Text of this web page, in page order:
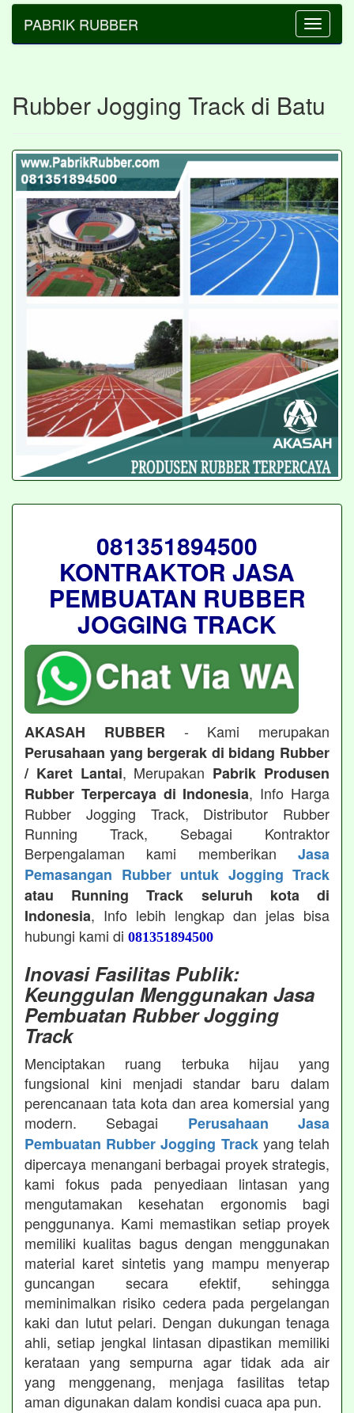
Toggle
PABRIK RUBBER
Rubber Jogging Track di Batu
081351894500
KONTRAKTOR JASA
PEMBUATAN RUBBER
JOGGING TRACK
AKASAH RUBBER - Kami merupakan
Perusahaan yang bergerak di bidang Rubber
/ Karet Lantai, Merupakan Pabrik Produsen
Rubber Terpercaya di Indonesia, Info Harga
Rubber Jogging Track, Distributor Rubber
Running Track, Sebagai Kontraktor
Berpengalaman kami memberikan Jasa
Pemasangan Rubber untuk Jogging Track
atau Running Track seluruh kota di
Indonesia, Info lebih lengkap dan jelas bisa
hubungi kami di 081351894500
Inovasi Fasilitas Publik:
Keunggulan Menggunakan Jasa
Pembuatan Rubber Jogging
Track
Menciptakan ruang terbuka hijau yang
fungsional kini menjadi standar baru dalam
perencanaan tata kota dan area komersial yang
modern. Sebagai Perusahaan Jasa
Pembuatan Rubber Jogging Trackyang telah
dipercaya menangani berbagai proyek strategis,
kami fokus pada penyediaan lintasan yang
mengutamakan kesehatan ergonomis bagi
penggunanya. Kami memastikan setiap proyek
memiliki kualitas bagus dengan menggunakan
material karet sintetis yang mampu menyerap
guncangan secara efektif, sehingga
meminimalkan risiko cedera pada pergelangan
kaki dan lutut pelari. Dengan dukungan tenaga
ahli, setiap jengkal lintasan dipastikan memiliki
kerataan yang sempurna agar tidak ada air
yang menggenang, menjaga fasilitas tetap
aman digunakan dalam kondisi cuaca apa pun.